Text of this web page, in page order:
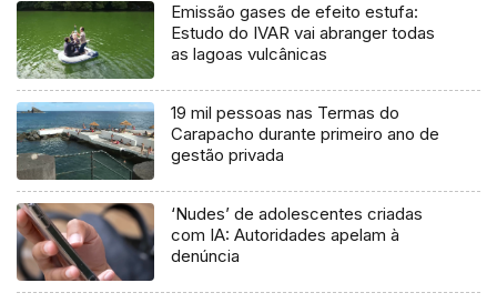
Emissão gases de efeito estufa:
Estudo do IVAR vai abranger todas
as lagoas vulcânicas
19 mil pessoas nas Termas do
Carapacho durante primeiro ano de
gestão privada
‘Nudes’ de adolescentes criadas
com IA: Autoridades apelam à
denúncia